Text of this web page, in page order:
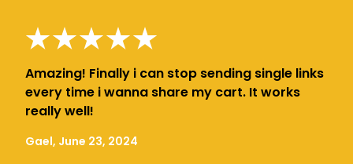
Amazing! Finally i can stop sending single links
every time i wanna share my cart. It works
really well!
Gael, June 23, 2024